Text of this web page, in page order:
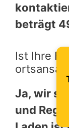
beträgt
Ist Ihre
Ja, wir
und